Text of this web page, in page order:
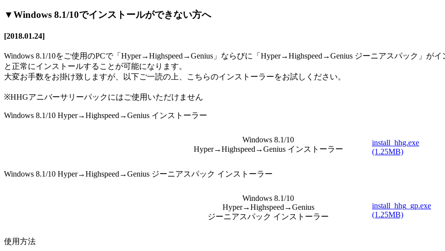
▼Windows 8.1/10でインストールができない方へ
[2018.01.24]
Windows 8.1/10をご使用のPCで「Hyper→Highspeed→Genius」ならびに「Hyper→Highspeed→Genius ジーニアスパック」が
と正常にインストールすることが可能になります。
大変お手数をお掛け致しますが、以下ご一読の上、こちらのインストーラーをお試しください。
※HHGアニバーサリーパックにはご使用いただけません
Windows 8.1/10 Hyper→Highspeed→Genius インストーラー
Windows 8.1/10
Hyper→Highspeed→Genius インストーラー
install_hhg.exe
(1.25MB)
Windows 8.1/10 Hyper→Highspeed→Genius ジーニアスパック インストーラー
Windows 8.1/10
Hyper→Highspeed→Genius
ジーニアスパック インストーラー
install_hhg_gp.exe
(1.25MB)
使用方法